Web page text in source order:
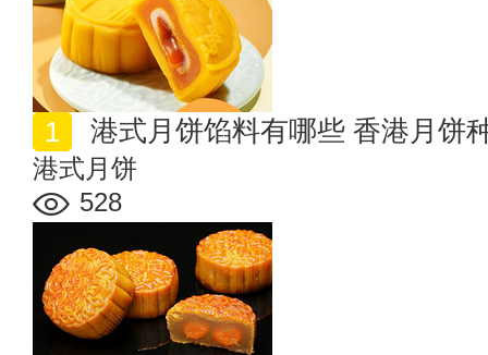
港式月饼馅料有哪些 香港月饼
港式月饼
528